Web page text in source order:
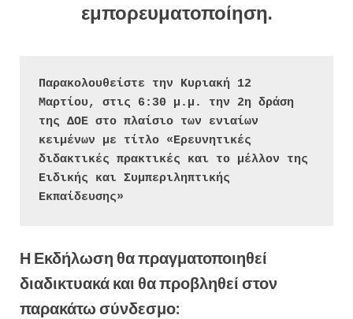
εμπορευματοποίηση.
Παρακολουθείστε την Κυριακή 12
Μαρτίου, στις 6:30 μ.μ. την 2η δράση
της ΔΟΕ στο πλαίσιο των ενιαίων
κειμένων με τίτλο «Ερευνητικές
διδακτικές πρακτικές και το μέλλον της
Ειδικής και Συμπεριληπτικής
Εκπαίδευσης»
Η Εκδήλωση θα πραγματοποιηθεί
διαδικτυακά και θα προβληθεί στον
παρακάτω σύνδεσμο: